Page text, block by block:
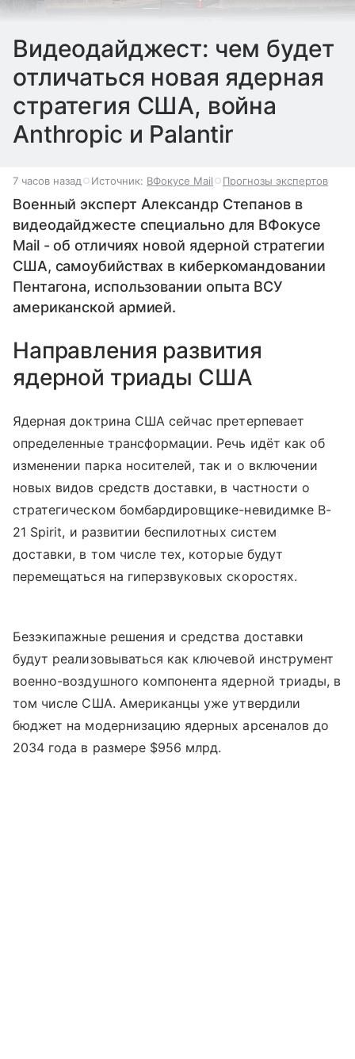
Видеодайджест: чем будет
отличаться новая ядерная
стратегия США, война
Anthropic и Palantir
7 часов назад Источник: ВФокусе Mail Прогнозы экспертов
Военный эксперт Александр Степанов в
видеодайджесте специально для ВФокусе
Mail - об отличиях новой ядерной стратегии
США, самоубийствах в киберкомандовании
Пентагона, использовании опыта ВСУ
американской армией.
Направления развития
ядерной триады США
Ядерная доктрина США сейчас претерпевает
определенные трансформации. Речь идёт как об
изменении парка носителей, так и о включении
новых видов средств доставки, в частности о
стратегическом бомбардировщике-невидимке B-
21 Spirit, и развитии беспилотных систем
доставки, в том числе тех, которые будут
перемещаться на гиперзвуковых скоростях.
Безэкипажные решения и средства доставки
будут реализовываться как ключевой инструмент
военно-воздушного компонента ядерной триады, в
том числе США. Американцы уже утвердили
бюджет на модернизацию ядерных арсеналов до
2034 года в размере $956 млрд.